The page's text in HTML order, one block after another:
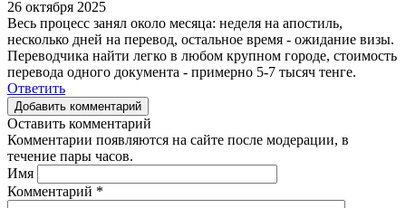
26 октября 2025
Весь процесс занял около месяца: неделя на апостиль,
несколько дней на перевод, остальное время - ожидание визы.
Переводчика найти легко в любом крупном городе, стоимость
перевода одного документа - примерно 5-7 тысяч тенге.
Ответить
Добавить комментарий
Оставить комментарий
Комментарии появляются на сайте после модерации, в
течение пары часов.
Имя
Комментарий *